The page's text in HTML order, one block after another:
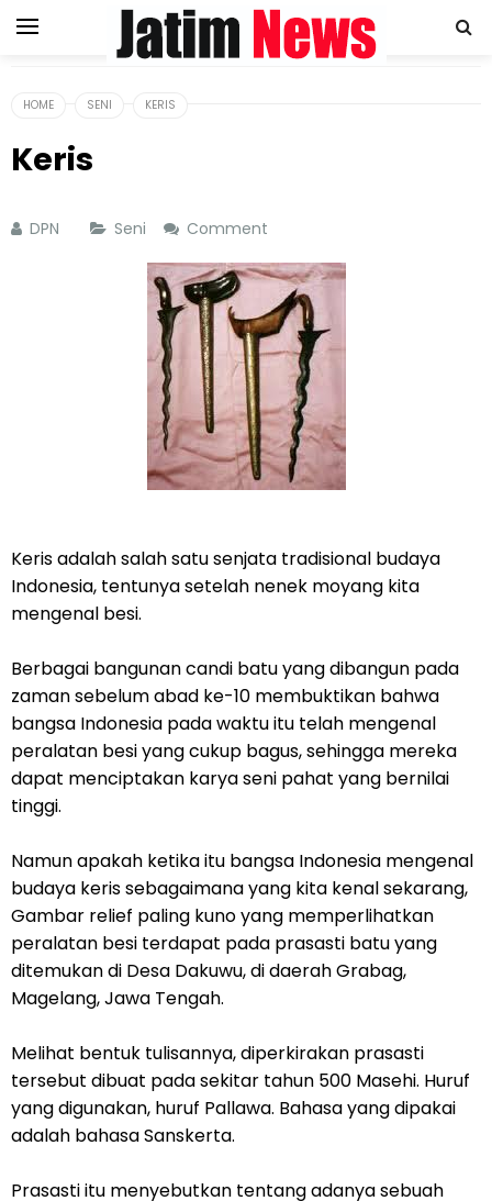
HOME SENI KERIS
Keris
DPN Seni Comment
Keris adalah salah satu senjata tradisional budaya
Indonesia, tentunya setelah nenek moyang kita
mengenal besi.
Berbagai bangunan candi batu yang dibangun pada
zaman sebelum abad ke-10 membuktikan bahwa
bangsa Indonesia pada waktu itu telah mengenal
peralatan besi yang cukup bagus, sehingga mereka
dapat menciptakan karya seni pahat yang bernilai
tinggi.
Namun apakah ketika itu bangsa Indonesia mengenal
budaya keris sebagaimana yang kita kenal sekarang,
Gambar relief paling kuno yang memperlihatkan
peralatan besi terdapat pada prasasti batu yang
ditemukan di Desa Dakuwu, di daerah Grabag,
Magelang, Jawa Tengah.
Melihat bentuk tulisannya, diperkirakan prasasti
tersebut dibuat pada sekitar tahun 500 Masehi. Huruf
yang digunakan, huruf Pallawa. Bahasa yang dipakai
adalah bahasa Sanskerta.
Prasasti itu menyebutkan tentang adanya sebuah